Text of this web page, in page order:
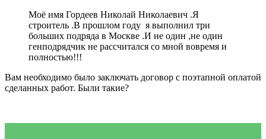
Моё имя Гордеев Николай Николаевич .Я
строитель .В прошлом году я выполнил три
больших подряда в Москве .И не один ,не один
генподрядчик не рассчитался со мной вовремя и
полностью!!!
Вам необходимо было заключать договор с поэтапной оплатой
сделанных работ. Были такие?